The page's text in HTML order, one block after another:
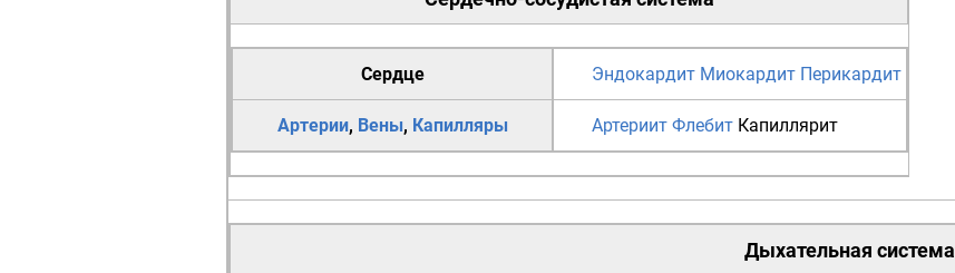
Сердце Эндокардит Миокардит Перикардит
Артерии, Вены, Капилляры Артериит Флебит Капиллярит
Дыхательная система